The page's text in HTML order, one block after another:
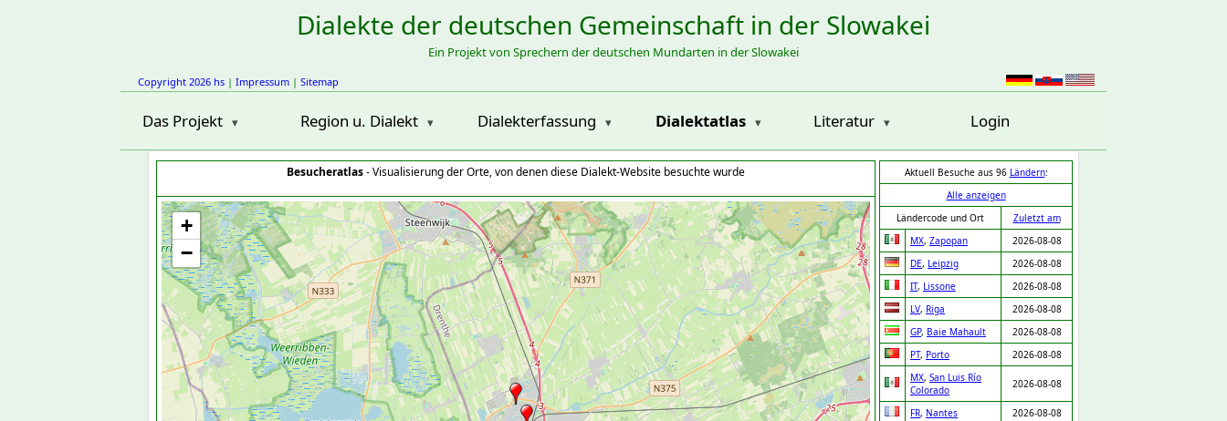
Dialekte der deutschen Gemeinschaft in der Slowakei
Ein Projekt von Sprechern der deutschen Mundarten in der Slowakei
Copyright 2026 hs | Impressum | Sitemap
Das Projekt Region u. Dialekt Dialekterfassung Dialektatlas Literatur Login
Besucheratlas- Visualisierung der Orte, von denen diese Dialekt-Website besuchte wurde
+
−
Aktuell Besuche aus 96 Ländern:
Alle anzeigen
Ländercode und Ort
Zuletzt am
MX, Zapopan
2026-08-08
DE, Leipzig
2026-08-08
IT, Lissone
2026-08-08
LV, Riga
2026-08-08
GP, Baie Mahault
2026-08-08
PT, Porto
2026-08-08
MX, San Luis Río
Colorado
2026-08-08
FR, Nantes
2026-08-08